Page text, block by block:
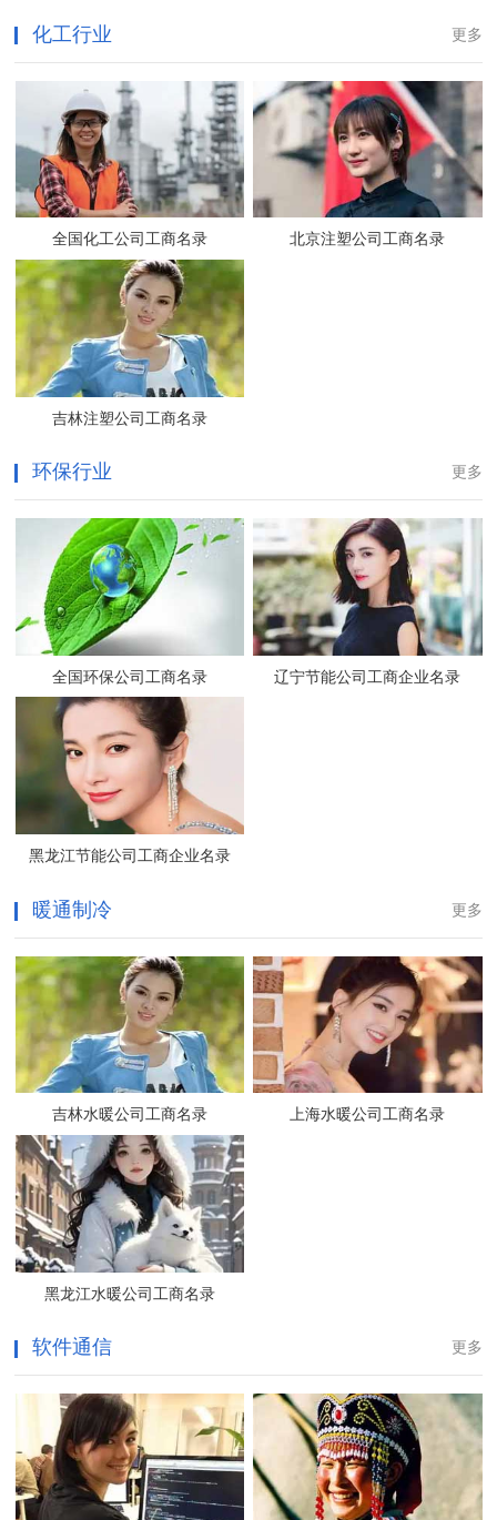
更多
化工行业
全国化工公司工商名录 北京注塑公司工商名录
吉林注塑公司工商名录
更多
环保行业
全国环保公司工商名录 辽宁节能公司工商企业名录
黑龙江节能公司工商企业名录
更多
暖通制冷
吉林水暖公司工商名录 上海水暖公司工商名录
黑龙江水暖公司工商名录
更多
软件通信